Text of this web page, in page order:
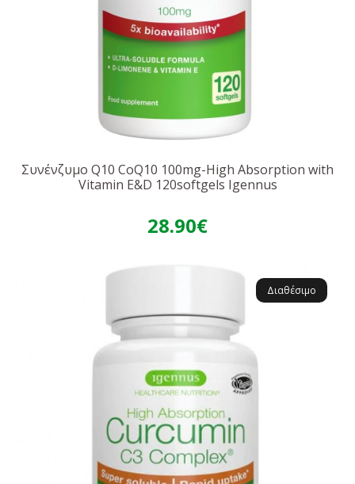
Συνένζυμο Q10 CoQ10 100mg-High Absorption with
Vitamin E&D 120softgels Igennus
28.90€
Διαθέσιμο